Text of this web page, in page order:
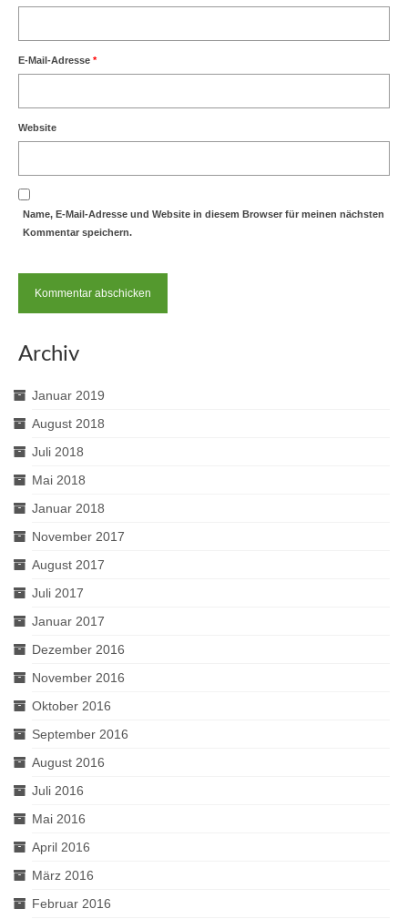
E-Mail-Adresse *
Website
Name, E-Mail-Adresse und Website in diesem Browser für meinen nächsten
Kommentar speichern.
Archiv
Januar 2019
August 2018
Juli 2018
Mai 2018
Januar 2018
November 2017
August 2017
Juli 2017
Januar 2017
Dezember 2016
November 2016
Oktober 2016
September 2016
August 2016
Juli 2016
Mai 2016
April 2016
März 2016
Februar 2016